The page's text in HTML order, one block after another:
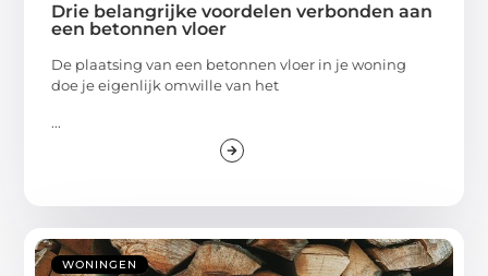
Drie belangrijke voordelen verbonden aan
een betonnen vloer
De plaatsing van een betonnen vloer in je woning
doe je eigenlijk omwille van het
...
WONINGEN